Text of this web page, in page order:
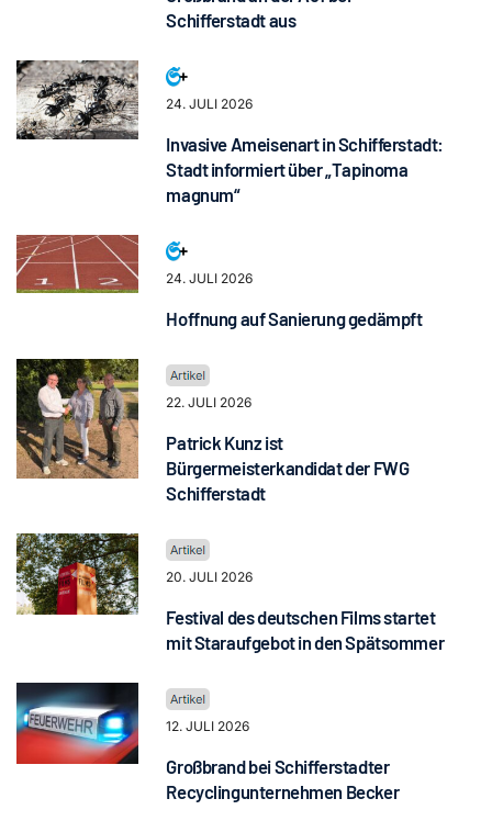
Schifferstadt aus
24. JULI 2026
Invasive Ameisenart in Schifferstadt:
Stadt informiert über „Tapinoma
magnum“
24. JULI 2026
Hoffnung auf Sanierung gedämpft
22. JULI 2026
Patrick Kunz ist
Bürgermeisterkandidat der FWG
Schifferstadt
20. JULI 2026
Festival des deutschen Films startet
mit Staraufgebot in den Spätsommer
12. JULI 2026
Großbrand bei Schifferstadter
Recyclingunternehmen Becker